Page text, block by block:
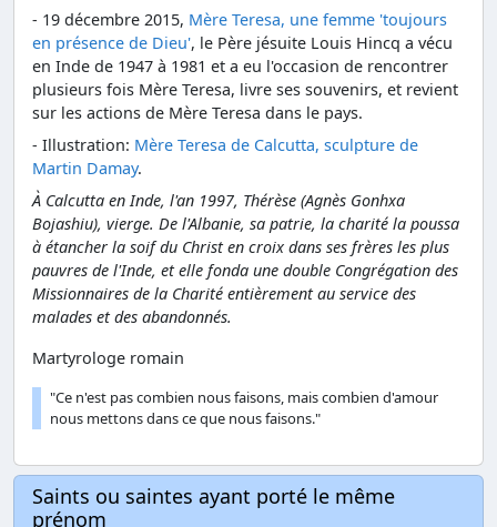
- 19 décembre 2015, Mère Teresa, une femme 'toujours
en présence de Dieu', le Père jésuite Louis Hincq a vécu
en Inde de 1947 à 1981 et a eu l'occasion de rencontrer
plusieurs fois Mère Teresa, livre ses souvenirs, et revient
sur les actions de Mère Teresa dans le pays.
- Illustration: Mère Teresa de Calcutta, sculpture de
Martin Damay.
À Calcutta en Inde, l'an 1997, Thérèse (Agnès Gonhxa
Bojashiu), vierge. De l'Albanie, sa patrie, la charité la poussa
à étancher la soif du Christ en croix dans ses frères les plus
pauvres de l'Inde, et elle fonda une double Congrégation des
Missionnaires de la Charité entièrement au service des
malades et des abandonnés.
Martyrologe romain
"Ce n'est pas combien nous faisons, mais combien d'amour
nous mettons dans ce que nous faisons."
Saints ou saintes ayant porté le même
prénom